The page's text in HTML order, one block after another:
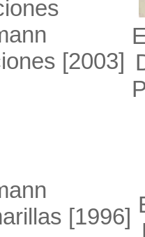
[2003]
[1996]